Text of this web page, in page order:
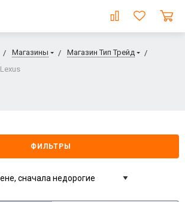
Магазины
Магазин Тип Трейд
Lexus
ФИЛЬТРЫ